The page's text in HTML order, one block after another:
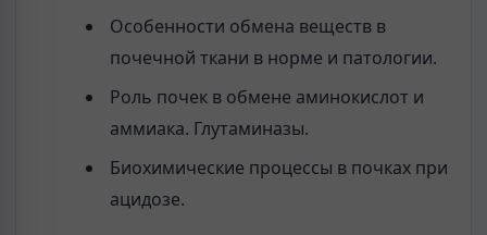
Особенности обмена веществ в
почечной ткани в норме и патологии.
Роль почек в обмене аминокислот и
аммиака. Глутаминазы.
Биохимические процессы в почках при
ацидозе.